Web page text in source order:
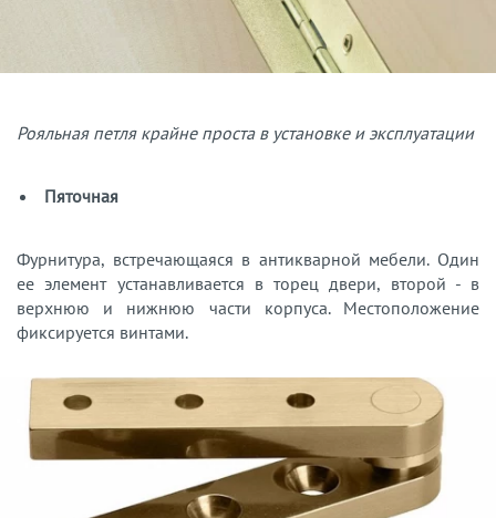
Рояльная петля крайне проста в установке и эксплуатации
Пяточная
Фурнитура, встречающаяся в антикварной мебели. Один
ее элемент устанавливается в торец двери, второй - в
верхнюю и нижнюю части корпуса. Местоположение
фиксируется винтами.